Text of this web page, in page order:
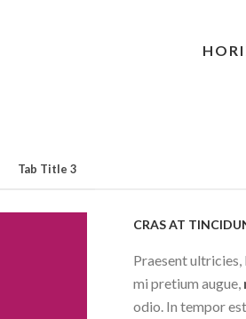
Tab Title 3
CRAS AT
Praesent
mi pretium augue,
odio. In tempor